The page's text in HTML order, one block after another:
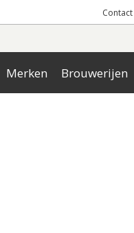
Contact
Merken Brouwerijen